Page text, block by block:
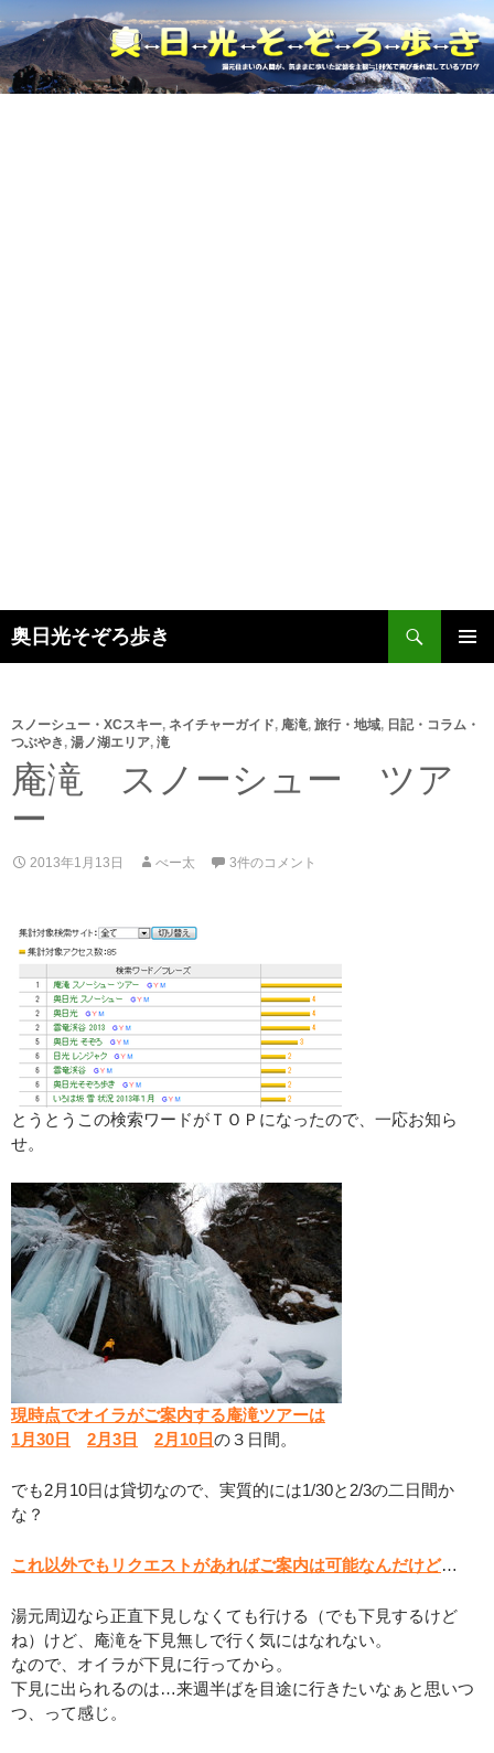
奥日光そぞろ歩き
索
ン
ツ
へ
ス
キ
プ
スノーシュー・XCスキー, ネイチャーガイド, 庵滝, 旅行・地域, 日記・コラム・
つぶやき , 湯ノ湖エリア, 滝
庵滝 スノーシュー ツア
ー
2013年1月13日 べー太 3件のコメント
とうとうこの検索ワードがＴＯＰになったので、一応お知ら
せ。
現時点でオイラがご案内する庵滝ツアーは
1月30日
2月3日 2月10日の３日間。
でも2月10日は貸切なので、実質的には1/30と2/3の二日間か
な？
これ以外でもリクエストがあればご案内は可能なんだけど…
湯元周辺なら正直下見しなくても行ける（でも下見するけど
ね）けど、庵滝を下見無しで行く気にはなれない。
なので、オイラが下見に行ってから。
下見に出られるのは…来週半ばを目途に行きたいなぁと思いつ
つ、って感じ。